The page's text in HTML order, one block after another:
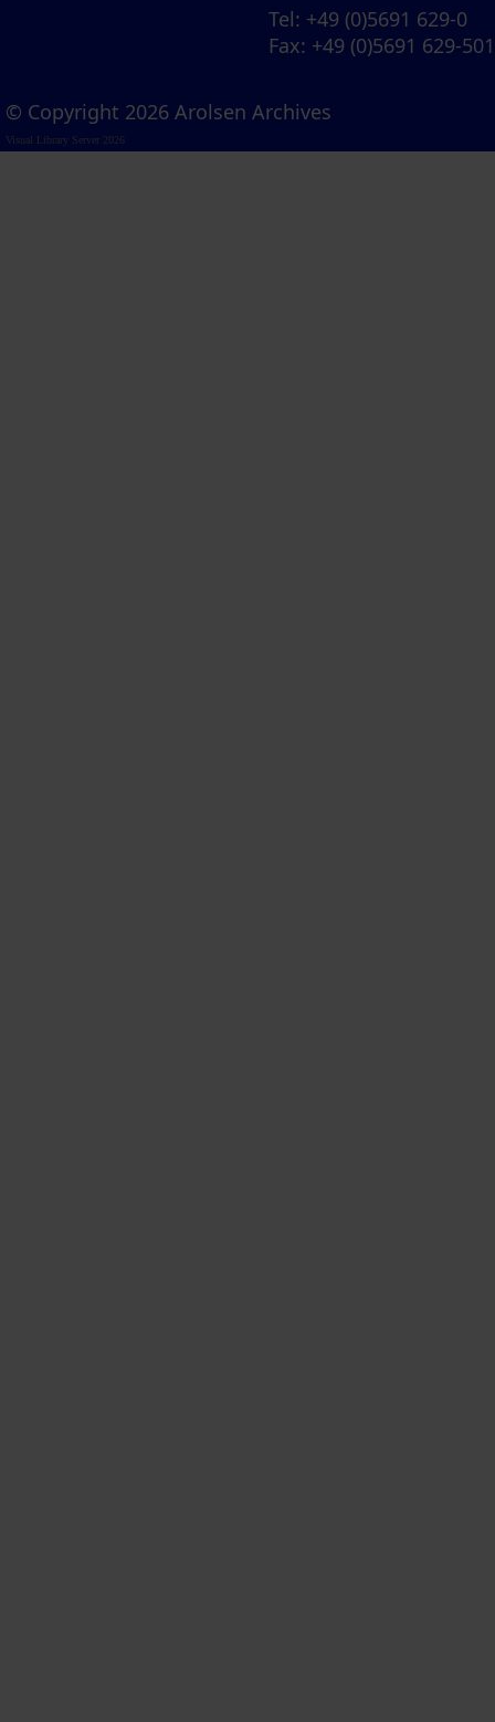
Tel: +49 (0)5691 629-0
Fax: +49 (0)5691 629-501
© Copyright 2026 Arolsen Archives
Visual Library Server 2026